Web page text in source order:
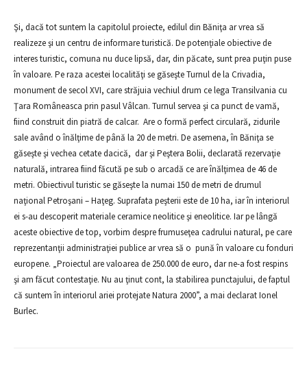
Şi, dacă tot suntem la capitolul proiecte, edilul din Băniţa ar vrea să
realizeze şi un centru de informare turistică. De potenţiale obiective de
interes turistic, comuna nu duce lipsă, dar, din păcate, sunt prea puţin puse
în valoare. Pe raza acestei localităţi se găseşte Turnul de la Crivadia,
monument de secol XVI, care străjuia vechiul drum ce lega Transilvania cu
Ţara Româneasca prin pasul Vâlcan. Turnul servea şi ca punct de vamă,
fiind construit din piatră de calcar. Are o formă perfect circulară, zidurile
sale având o înălţime de până la 20 de metri. De asemena, în Băniţa se
găseşte şi vechea cetate dacică, dar şi Peştera Bolii, declarată rezervaţie
naturală, intrarea fiind făcută pe sub o arcadă ce are înălţimea de 46 de
metri. Obiectivul turistic se găseşte la numai 150 de metri de drumul
naţional Petroşani – Haţeg. Suprafata peşterii este de 10 ha, iar în interiorul
ei s-au descoperit materiale ceramice neolitice şi eneolitice. Iar pe lângă
aceste obiective de top, vorbim despre frumuseţea cadrului natural, pe care
reprezentanţii administraţiei publice ar vrea să o pună în valoare cu fonduri
europene. „Proiectul are valoarea de 250.000 de euro, dar ne-a fost respins
şi am făcut contestaţie. Nu au ţinut cont, la stabilirea punctajului, de faptul
că suntem în interiorul ariei protejate Natura 2000”, a mai declarat Ionel
Burlec.